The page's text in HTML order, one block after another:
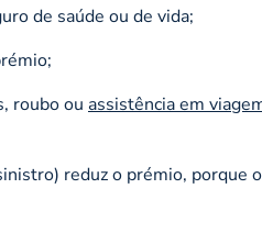
de saúde ou de vida;
roubo ou assistência em
reduz o prémio, porque